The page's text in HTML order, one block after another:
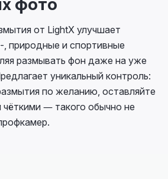
фото
от LightX улучшает
природные и спортивные
размывать фон даже на уже
уникальный контроль:
по желанию, оставляйте
чёткими — такого обычно не